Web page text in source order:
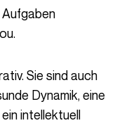
Dynamik, eine
intellektuell